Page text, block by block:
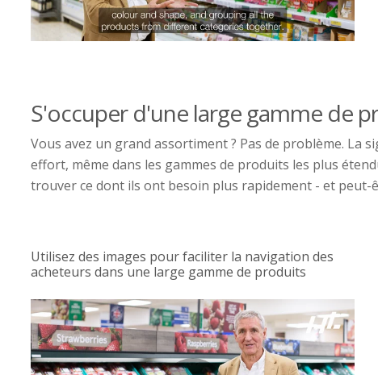
S'occuper d'une large gamme de
Vous avez un grand assortiment ? Pas de problème.
effort, même dans les gammes de produits les plus
trouver ce dont ils ont besoin plus rapidement - et peut-
Utilisez des images pour faciliter la navigation des
acheteurs dans une large gamme de produits